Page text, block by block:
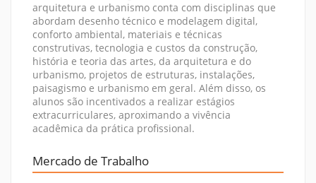
arquitetura e urbanismo conta com disciplinas que
abordam desenho técnico e modelagem digital,
conforto ambiental, materiais e técnicas
construtivas, tecnologia e custos da construção,
história e teoria das artes, da arquitetura e do
urbanismo, projetos de estruturas, instalações,
paisagismo e urbanismo em geral. Além disso, os
alunos são incentivados a realizar estágios
extracurriculares, aproximando a vivência
acadêmica da prática profissional.
Mercado de Trabalho